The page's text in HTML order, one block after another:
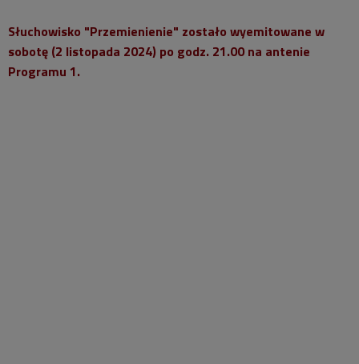
Słuchowisko "Przemienienie" zostało wyemitowane w
sobotę (2 listopada 2024) po godz. 21.00 na antenie
Programu 1.